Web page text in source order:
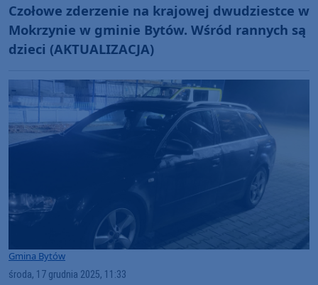
Czołowe zderzenie na krajowej dwudziestce w
Mokrzynie w gminie Bytów. Wśród rannych są
dzieci (AKTUALIZACJA)
Gmina Bytów
środa, 17 grudnia 2025, 11:33